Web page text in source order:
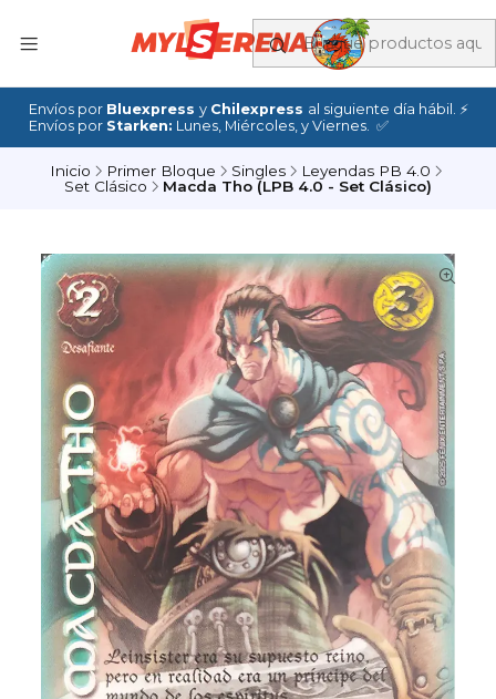
Envíos por Bluexpress y Chilexpress al siguiente día hábil. ⚡
Envíos por Starken: Lunes, Miércoles, y Viernes. ✅
Inicio Primer Bloque Singles
Leyendas PB 4.0
Set Clásico
Macda Tho (LPB 4.0 - Set Clásico)